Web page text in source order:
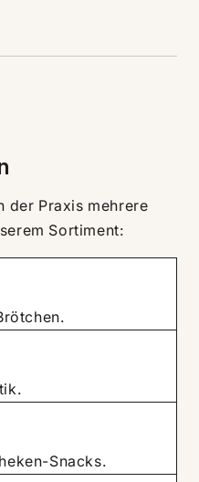
der Praxis mehrere
Sortiment:
Snacks.